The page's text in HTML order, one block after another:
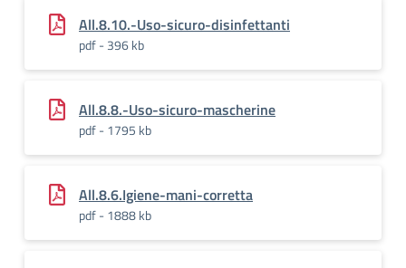
All.8.10.-Uso-sicuro-disinfettanti
pdf - 396 kb
All.8.8.-Uso-sicuro-mascherine
pdf - 1795 kb
All.8.6.Igiene-mani-corretta
pdf - 1888 kb